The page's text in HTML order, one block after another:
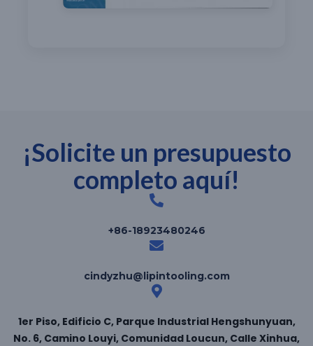
¡Solicite un presupuesto
completo aquí!
+86-18923480246
cindyzhu@lipintooling.com
1er Piso, Edificio C, Parque Industrial Hengshunyuan,
No. 6, Camino Louyi, Comunidad Loucun, Calle Xinhua,